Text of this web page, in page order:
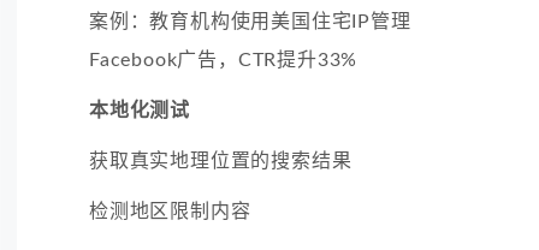
案例：教育机构使用美国住宅IP管理
Facebook广告，CTR提升33%
本地化测试
获取真实地理位置的搜索结果
检测地区限制内容